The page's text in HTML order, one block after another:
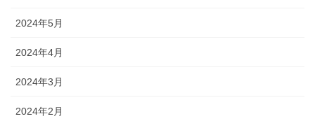
2024年5月
2024年4月
2024年3月
2024年2月